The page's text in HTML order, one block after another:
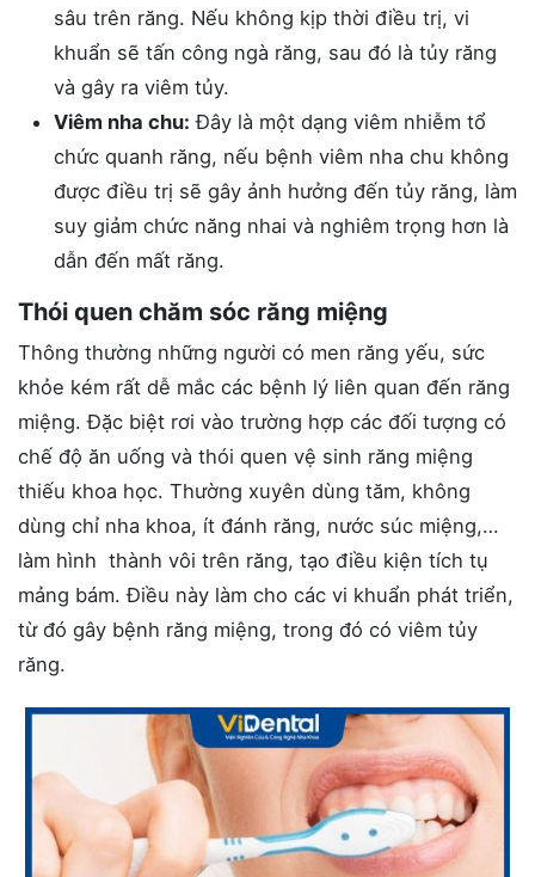
sâu trên răng. Nếu không kịp thời điều trị, vi
khuẩn sẽ tấn công ngà răng, sau đó là tủy răng
và gây ra viêm tủy.
Viêm nha chu: Đây là một dạng viêm nhiễm tổ
chức quanh răng, nếu bệnh viêm nha chu không
được điều trị sẽ gây ảnh hưởng đến tủy răng, làm
suy giảm chức năng nhai và nghiêm trọng hơn là
dẫn đến mất răng.
Thói quen chăm sóc răng miệng
Thông thường những người có men răng yếu, sức
khỏe kém rất dễ mắc các bệnh lý liên quan đến răng
miệng. Đặc biệt rơi vào trường hợp các đối tượng có
chế độ ăn uống và thói quen vệ sinh răng miệng
thiếu khoa học. Thường xuyên dùng tăm, không
dùng chỉ nha khoa, ít đánh răng, nước súc miệng,…
làm hình thành vôi trên răng, tạo điều kiện tích tụ
mảng bám. Điều này làm cho các vi khuẩn phát triển,
từ đó gây bệnh răng miệng, trong đó có viêm tủy
răng.